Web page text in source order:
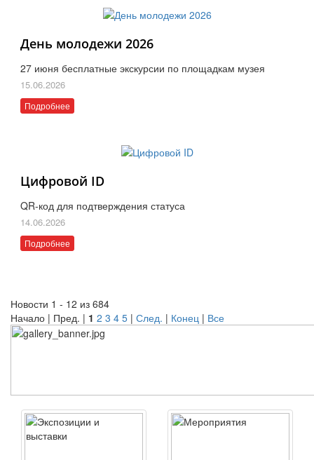
День молодежи 2026
27 июня бесплатные экскурсии по площадкам музея
15.06.2026
Подробнее
Цифровой ID
QR-код для подтверждения статуса
14.06.2026
Подробнее
Новости 1 - 12 из 684
Начало | Пред. | 1 2 3 4 5 | След. | Конец | Все